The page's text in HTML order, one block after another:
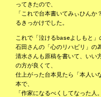
ってきたので、
「これで台本書いてみぃひん
るきっかけでした。
これで「泣けるbaseよしもと」
石田さんの「心のリハビリ」の
清水さんも原稿を書いて、いい
の方が良くて、
仕上がった台本見たら「本人い
本で、
「作家になるべくしてなった人